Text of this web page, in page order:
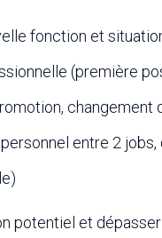
fonction et
(première
changement
entre 2 jobs,
potentiel et